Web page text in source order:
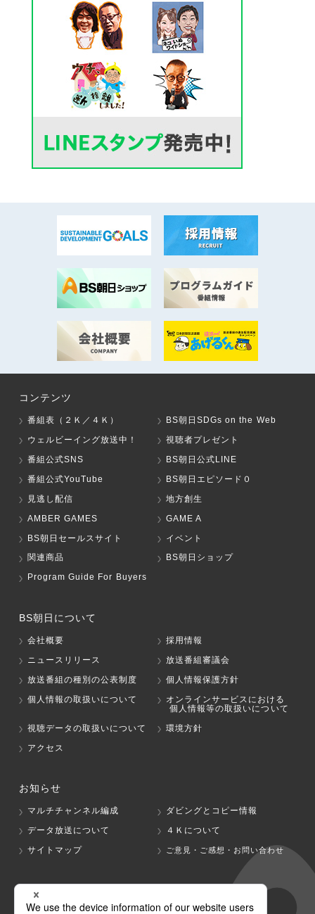
コンテンツ
番組表（２Ｋ／４Ｋ）
BS朝日SDGs on the Web
ウェルビーイング放送中！
視聴者プレゼント
番組公式SNS
BS朝日公式LINE
番組公式YouTube
BS朝日エピソード０
見逃し配信
地方創生
AMBER GAMES
GAME A
BS朝日セールスサイト
イベント
関連商品
BS朝日ショップ
Program Guide For Buyers
BS朝日について
会社概要
採用情報
ニュースリリース
放送番組審議会
放送番組の種別の公表制度
個人情報保護方針
個人情報の取扱いについて
オンラインサービスにおける
個人情報等の取扱いについて
視聴データの取扱いについて
環境方針
アクセス
お知らせ
マルチチャンネル編成
ダビングとコピー情報
データ放送について
４Ｋについて
サイトマップ
ご意見・ご感想・お問い合わせ
グループ会社